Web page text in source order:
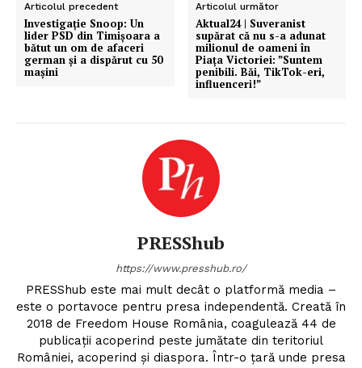
Articolul precedent
Investigație Snoop: Un
lider PSD din Timișoara a
bătut un om de afaceri
german și a dispărut cu 50
mașini
Articolul următor
Aktual24 | Suveranist
supărat că nu s-a adunat
milionul de oameni în
Piața Victoriei: ”Suntem
penibili. Băi, TikTok-eri,
influenceri!”
PRESShub
https://www.presshub.ro/
PRESShub este mai mult decât o platformă media –
este o portavoce pentru presa independentă. Creată în
2018 de Freedom House România, coagulează 44 de
publicații acoperind peste jumătate din teritoriul
României, acoperind și diaspora. Într-o țară unde presa